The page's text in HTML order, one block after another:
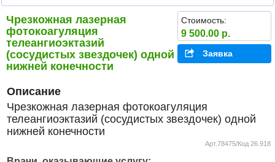
Чрезкожная лазерная
фотокоагуляция
телеангиоэктазий
(сосудистых звездочек) одной
нижней конечности
Стоимость:
9 500.00 р.
Заявка
Описание
Чрезкожная лазерная фотокоагуляция
телеангиоэктазий (сосудистых звездочек) одной
Арт.78475/Код 26.918